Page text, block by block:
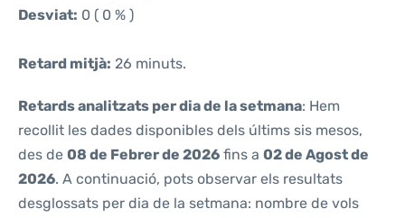
Desviat: 0 ( 0 % )
Retard mitjà: 26 minuts.
Retards analitzats per dia de la setmana: Hem
recollit les dades disponibles dels últims sis mesos,
des de 08 de Febrer de 2026 fins a 02 de Agost de
2026. A continuació, pots observar els resultats
desglossats per dia de la setmana: nombre de vols